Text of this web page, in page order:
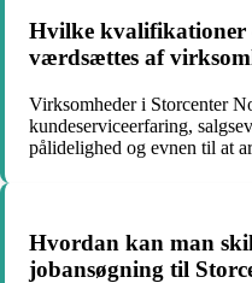
Hvilke kvalifikationer
værdsættes af
Virksomheder i Storcenter
kundeserviceerfaring,
pålidelighed og evnen til at
Hvordan kan man
jobansøgning til